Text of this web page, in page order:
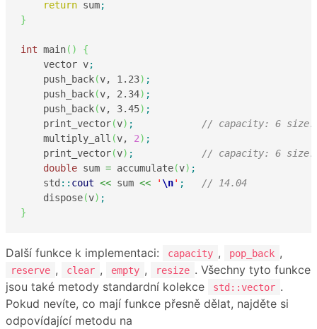
return sum;
}
int main( )
{
    vector v
;
    push_back
(v, 1.23) ;
    push_back
(v, 2.34) ;
    push_back
(v, 3.45) ;
    print_vector
(v) ;
// capacity: 6 size:
    multiply_all
(v, 2) ;
    print_vector
(v) ;
// capacity: 6 size:
double sum = accumulate(v) ;
    std
:: cout << sum << ' \n' ;
// 14.04
    dispose
(v) ;
}
Další funkce k implementaci: capacity , pop_back ,
reserve , clear , empty , resize . Všechny tyto funkce
jsou také metody standardní kolekce
std::vector .
Pokud nevíte, co mají funkce přesně dělat, najděte si
odpovídající metodu na